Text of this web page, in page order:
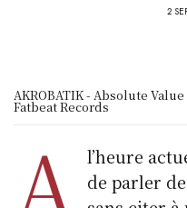
2
AKROBATIK - Absolute Value
Fatbeat Records
A l’heure
de parler